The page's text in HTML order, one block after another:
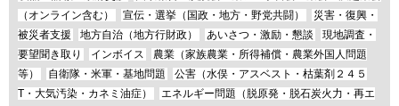
（オンライン含む）
宣伝・選挙（国政・地方・野党共闘）
災害・復興・
被災者支援
地方自治（地方行財政） あいさつ・激励・懇談
現地調査・
要望聞き取り
インボイス
農業（家族農業・所得補償・農業外国人問題
等）
自衛隊・米軍・基地問題
公害（水俣・アスベスト・枯葉剤２４５
T・大気汚染・カネミ油症）
エネルギー問題（脱原発・脱石炭火力・再エ